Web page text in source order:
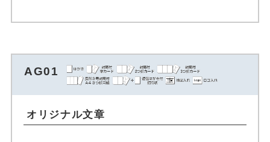
AG01
オリジナル文章